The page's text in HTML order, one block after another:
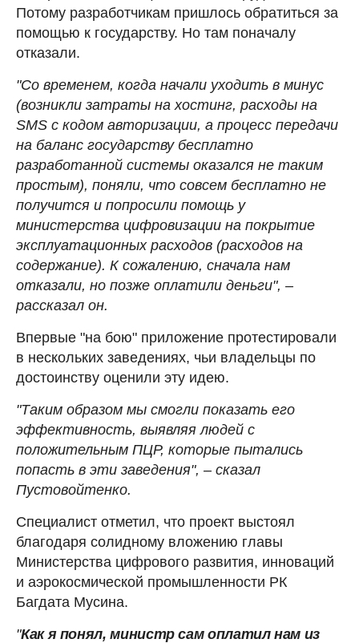
Потому разработчикам пришлось обратиться за
помощью к государству. Но там поначалу
отказали.
"Со временем, когда начали уходить в минус
(возникли затраты на хостинг, расходы на
SMS с кодом авторизации, а процесс передачи
на баланс государству бесплатно
разработанной системы оказался не таким
простым), поняли, что совсем бесплатно не
получится и попросили помощь у
министерства цифровизации на покрытие
эксплуатационных расходов (расходов на
содержание). К сожалению, сначала нам
отказали, но позже оплатили деньги", –
рассказал он.
Впервые "на бою" приложение протестировали
в нескольких заведениях, чьи владельцы по
достоинству оценили эту идею.
"Таким образом мы смогли показать его
эффективность, выявляя людей с
положительным ПЦР, которые пытались
попасть в эти заведения", – сказал
Пустовойтенко.
Специалист отметил, что проект выстоял
благодаря солидному вложению главы
Министерства цифрового развития, инноваций
и аэрокосмической промышленности РК
Багдата Мусина.
"Как я понял, министр сам оплатил нам из